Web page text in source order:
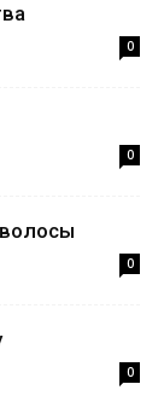
0
0
0
0